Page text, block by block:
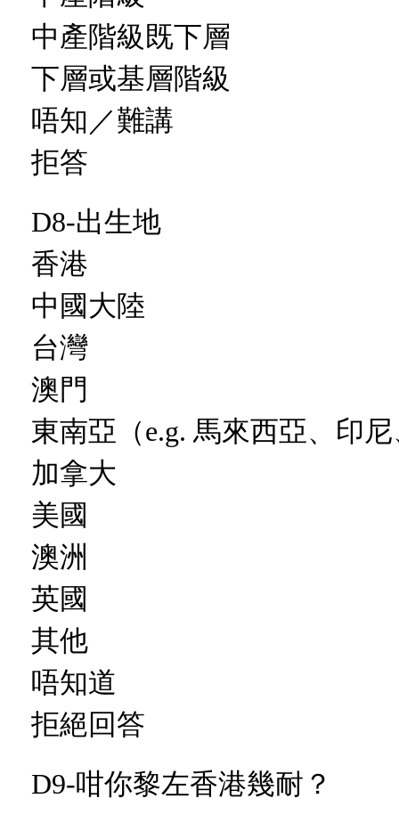
中產階級既下層
下層或基層階級
唔知／難講
拒答
D8-出生地
香港
中國大陸
台灣
澳門
東南亞（e.g. 馬來西亞、印
加拿大
美國
澳洲
英國
其他
唔知道
拒絕回答
D9-咁你黎左香港幾耐？